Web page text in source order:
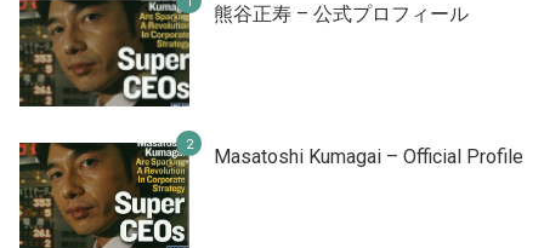
熊谷正寿 – 公式プロフィール
Masatoshi Kumagai – Official Profile